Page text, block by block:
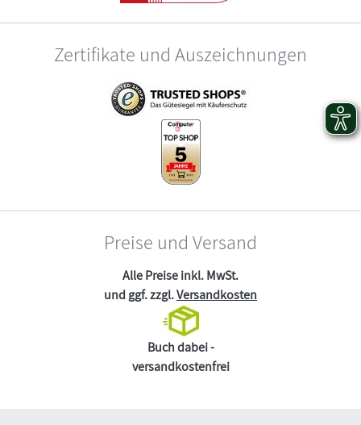
Zertifikate und Auszeichnungen
Preise und Versand
Alle Preise inkl. MwSt.
und ggf. zzgl.Versandkosten
Buch dabei -
versandkostenfrei